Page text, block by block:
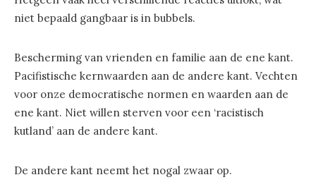
niet bepaald gangbaar is in bubbels.
Bescherming van vrienden en familie aan de ene kant.
Pacifistische kernwaarden aan de andere kant. Vechten
voor onze democratische normen en waarden aan de
ene kant. Niet willen sterven voor een ‘racistisch
kutland’ aan de andere kant.
De andere kant neemt het nogal zwaar op.